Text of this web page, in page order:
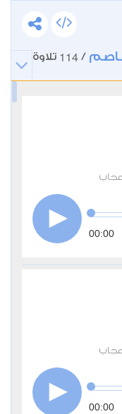
/
114 تلاوة
00:00
00:00